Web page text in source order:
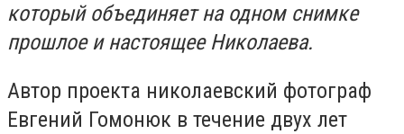
который объединяет на одном снимке
прошлое и настоящее Николаева.
Автор проекта николаевский фотограф
Евгений Гомонюк в течение двух лет